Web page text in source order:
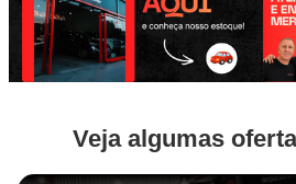
Veja algumas